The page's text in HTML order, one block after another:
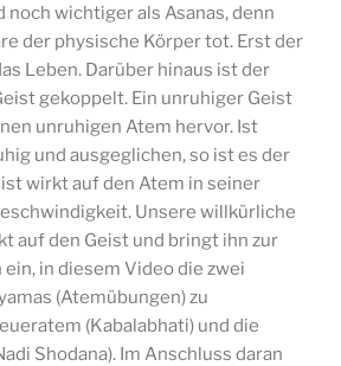
wichtiger als Asanas, denn
der physische Körper tot. Erst der
Leben. Darüber hinaus ist der
gekoppelt. Ein unruhiger Geist
unruhigen Atem hervor. Ist
und ausgeglichen, so ist es der
wirkt auf den Atem in seiner
Unsere willkürliche
auf den Geist und bringt ihn zur
ein, in diesem Video die zwei
(Atemübungen) zu
(Kabalabhati) und die
Shodana). Im Anschluss daran